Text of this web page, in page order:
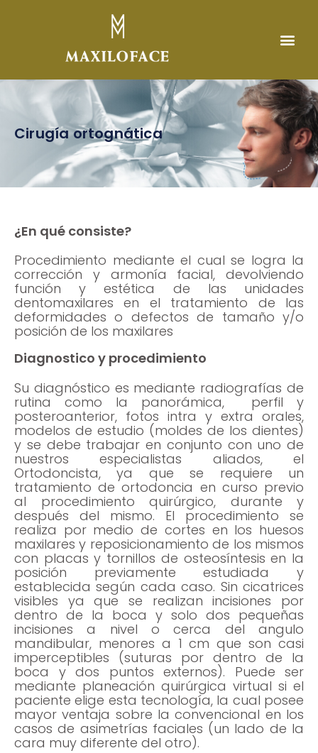
Cirugía ortognática
¿En qué consiste?
Procedimiento mediante el cual se logra la
corrección y armonía facial, devolviendo
función y estética de las unidades
dentomaxilares en el tratamiento de las
deformidades o defectos de tamaño y/o
posición de los maxilares
Diagnostico y procedimiento
Su diagnóstico es mediante radiografías de
rutina como la panorámica, perfil y
posteroanterior, fotos intra y extra orales,
modelos de estudio (moldes de los dientes)
y se debe trabajar en conjunto con uno de
nuestros especialistas aliados, el
Ortodoncista, ya que se requiere un
tratamiento de ortodoncia en curso previo
al procedimiento quirúrgico, durante y
después del mismo. El procedimiento se
realiza por medio de cortes en los huesos
maxilares y reposicionamiento de los mismos
con placas y tornillos de osteosíntesis en la
posición previamente estudiada y
establecida según cada caso. Sin cicatrices
visibles ya que se realizan incisiones por
dentro de la boca y solo dos pequeñas
incisiones a nivel o cerca del angulo
mandibular, menores a 1 cm que son casi
imperceptibles (suturas por dentro de la
boca y dos puntos externos). Puede ser
mediante planeación quirúrgica virtual si el
paciente elige esta tecnología, la cual posee
mayor ventaja sobre la convencional en los
casos de asimetrías faciales (un lado de la
cara muy diferente del otro).